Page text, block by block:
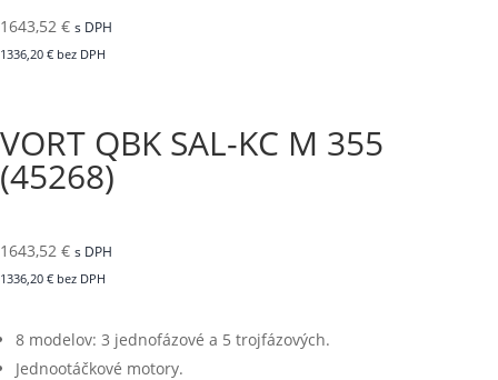
1643,52 € s DPH
1336,20 € bez DPH
VORT QBK SAL-KC M 355
(45268)
1643,52 € s DPH
1336,20 € bez DPH
8 modelov: 3 jednofázové a 5 trojfázových.
Jednootáčkové motory.